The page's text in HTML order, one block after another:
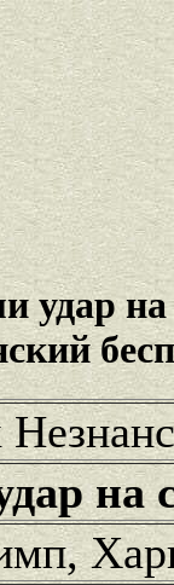
удар
на